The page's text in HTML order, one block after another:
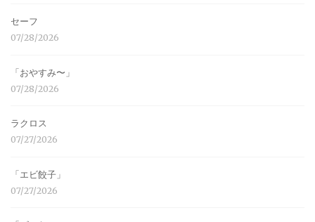
セーフ
07/28/2026
「おやすみ〜」
07/28/2026
ラクロス
07/27/2026
「エビ餃子」
07/27/2026